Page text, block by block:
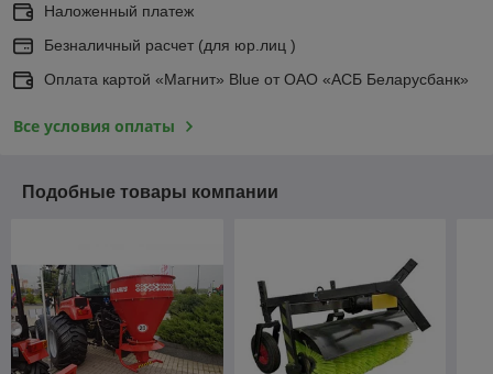
Наложенный платеж
Безналичный расчет (для юр.лиц )
Оплата картой «Магнит» Blue от ОАО «АСБ Беларусбанк»
Все условия оплаты
Подобные товары компании